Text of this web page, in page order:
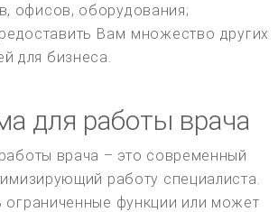
офисов, оборудования;
Вам множество других
для бизнеса.
для работы врача
врача – это современный
работу специалиста.
функции или может